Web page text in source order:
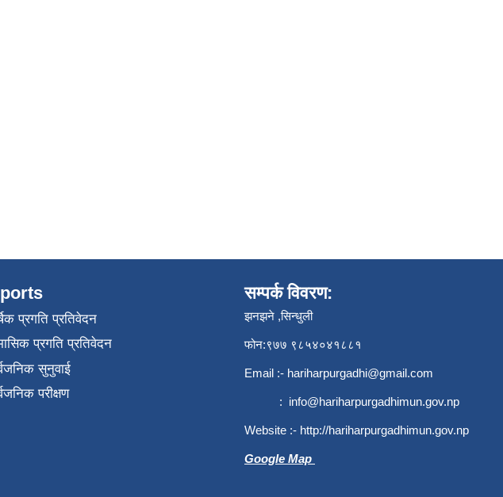
प्रगति प्रतिवेदन
प्रगति प्रतिवेदन
सुनुवाई
परीक्षण
सम्पर्क विवरण:
झनझने ,सिन्धुली
फोन:९७७ ९८५४०४१८८१
Email :- hariharpurgadhi@gmail.com
: info@hariharpurgadhimun.gov.np
Website :- http://hariharpurgadhimun.gov.np
Google Map